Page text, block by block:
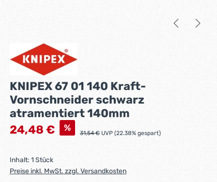
KNIPEX 67 01 140 Kraft-
Vornschneider schwarz
atramentiert 140mm
Verkaufspreis:
24,48 € % Regulärer Preis:
31,54 € UVP (22.38% gespart)
Inhalt: 1 Stück
Preise inkl. MwSt. zzgl. Versandkosten